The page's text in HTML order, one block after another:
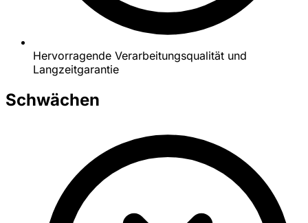
Hervorragende Verarbeitungsqualität und
Langzeitgarantie
Schwächen